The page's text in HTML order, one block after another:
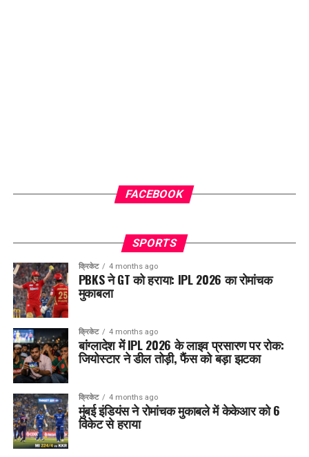
FACEBOOK
SPORTS
क्रिकेट 4 months ago
PBKS ने GT को हराया: IPL 2026 का रोमांचक
मुकाबला
क्रिकेट 4 months ago
बांग्लादेश में IPL 2026 के लाइव प्रसारण पर रोक:
जियोस्टार ने डील तोड़ी, फैंस को बड़ा झटका
क्रिकेट 4 months ago
मुंबई इंडियंस ने रोमांचक मुकाबले में केकेआर को 6
विकेट से हराया